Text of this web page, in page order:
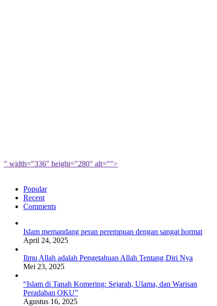
" width="336" height="280" alt="">
Popular
Recent
Comments
Islam memandang peran perempuan dengan sangat hormat
April 24, 2025
Ilmu Allah adalah Pengetahuan Allah Tentang Diri Nya
Mei 23, 2025
“Islam di Tanah Komering: Sejarah, Ulama, dan Warisan
Peradaban OKU”
Agustus 16, 2025